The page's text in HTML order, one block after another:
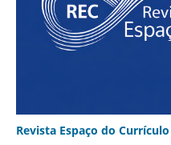
Revista Espaço do Currículo